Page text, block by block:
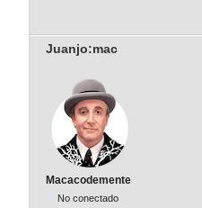
Juanjo:mac
Macacodemente
No conectado